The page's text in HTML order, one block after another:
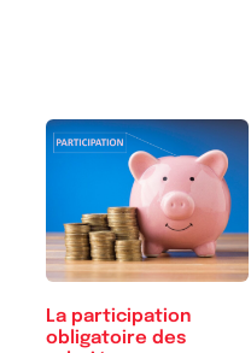
La participation
obligatoire des